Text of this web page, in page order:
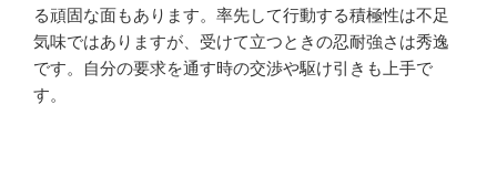
る頑固な面もあります。率先して行動する積極性は不足
気味ではありますが、受けて立つときの忍耐強さは秀逸
です。自分の要求を通す時の交渉や駆け引きも上手で
す。